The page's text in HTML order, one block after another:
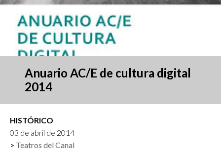
Anuario AC/E de cultura digital
2014
HISTÓRICO
03 de abril de 2014
Teatros del Canal